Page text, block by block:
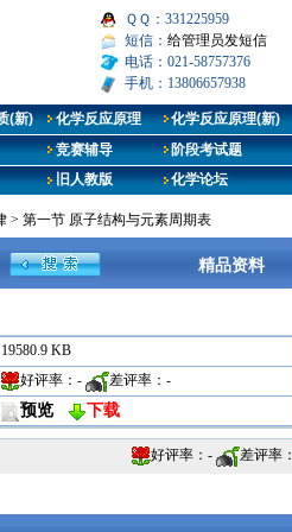
ＱＱ：331225959
短信： 给管理员发短信
电话：021-58757376
手机：13806657938
(新) 化学反应原理
化学反应原理(新)
竞赛辅导
阶段考试题
旧人教版 化学论坛
> 第一节 原子结构与元素周期表
精品资料
19580.9 KB
好评率： - 差评率： -
预览 下载
好评率： - 差评率：